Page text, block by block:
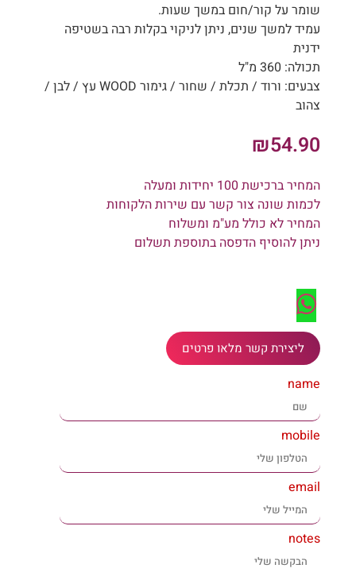
שומר על קור/חום במשך שעות.
עמיד למשך שנים, ניתן לניקוי בקלות רבה בשטיפה
ידנית
תכולה: 360 מ"ל
צבעים: ורוד / תכלת / שחור / גימור WOOD עץ / לבן /
צהוב
₪54.90
המחיר ברכישת 100 יחידות ומעלה
לכמות שונה צור קשר עם שירות הלקוחות
המחיר לא כולל מע"מ ומשלוח
ניתן להוסיף הדפסה בתוספת תשלום
ליצירת קשר מלאו פרטים
name
mobile
email
notes